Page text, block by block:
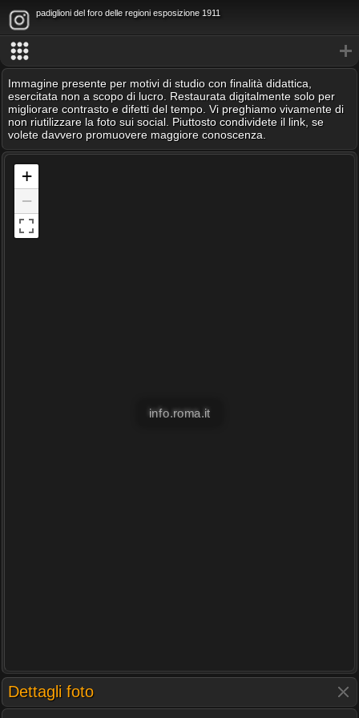
padiglioni del foro delle regioni esposizione 1911
Immagine presente per motivi di studio con finalità didattica,
esercitata non a scopo di lucro. Restaurata digitalmente solo per
migliorare contrasto e difetti del tempo. Vi preghiamo vivamente di
non riutilizzare la foto sui social. Piuttosto condividete il link, se
volete davvero promuovere maggiore conoscenza.
+
−
info.roma.it
Dettagli foto